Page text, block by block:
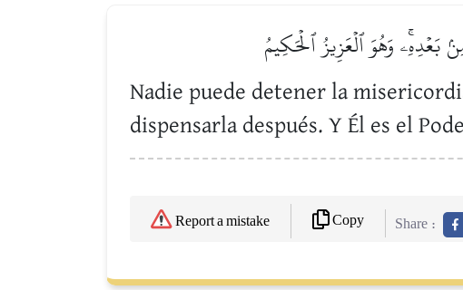
وَهُوَ ٱلۡعَزِيزُ ٱلۡحَكِيمُ
Nadie puede detener la
dispensarla después. Y Él es el
Report a mistake Copy Share :